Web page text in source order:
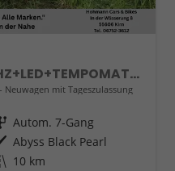
Style NAVI+KAMERA+SHZ+LED+TEMPOMAT+17" ALU+PDC
Neuwagen mit Tageszulassung
Getriebe Autom. 7-Gang
Außenfarbe Abyss Black Pearl
Kilometerstand 10 km